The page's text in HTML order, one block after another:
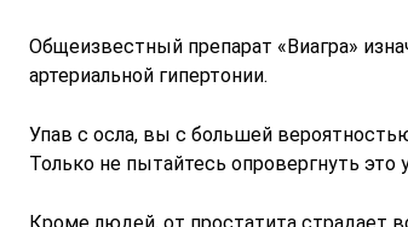
Общеизвестный препарат «Виагра»
артериальной гипертонии.
Упав с осла, вы с большей
Только не пытайтесь опровергнуть это